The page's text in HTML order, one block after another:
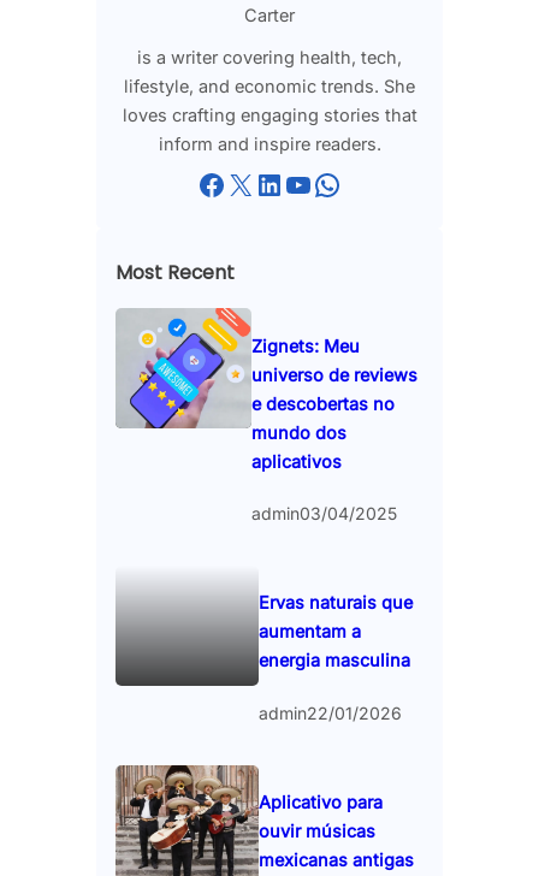
Carter
is a writer covering health, tech,
lifestyle, and economic trends. She
loves crafting engaging stories that
inform and inspire readers.
Facebook X LinkedIn YouTube WhatsApp
Most Recent
Zignets: Meu
universo de reviews
e descobertas no
mundo dos
aplicativos
admin03/04/2025
Ervas naturais que
aumentam a
energia masculina
admin22/01/2026
Aplicativo para
ouvir músicas
mexicanas antigas